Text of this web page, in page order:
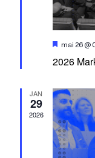
Mis
avant
mai 26 @
2026
JAN
29
2026